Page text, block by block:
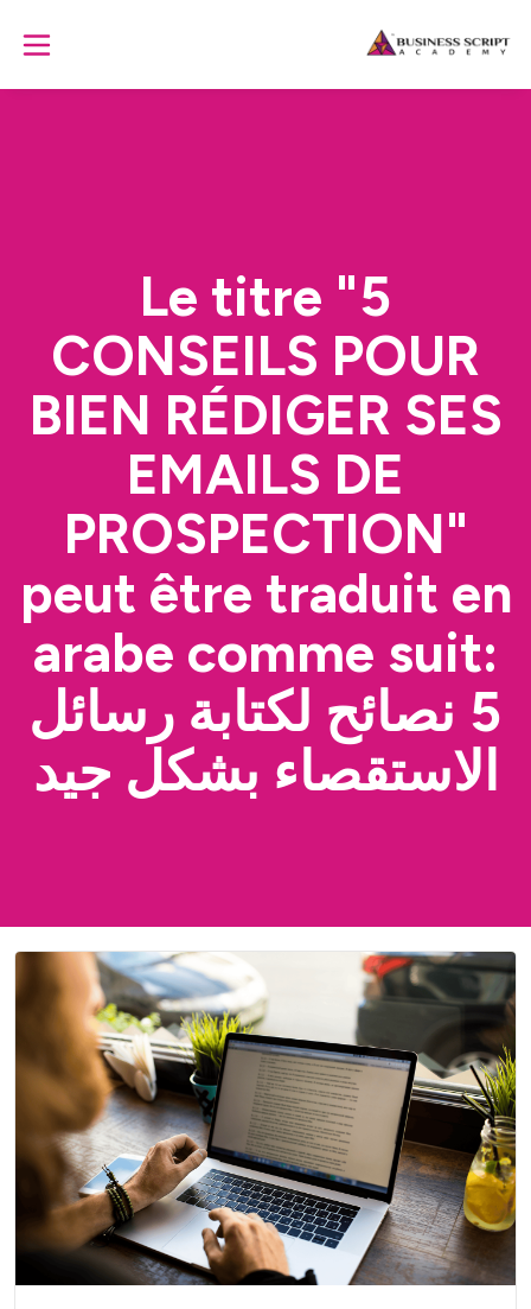
Le titre "5
CONSEILS POUR
BIEN RÉDIGER SES
EMAILS DE
PROSPECTION"
peut être traduit en
arabe comme suit:
5 نصائح لكتابة رسائل
الاستقصاء بشكل جيد